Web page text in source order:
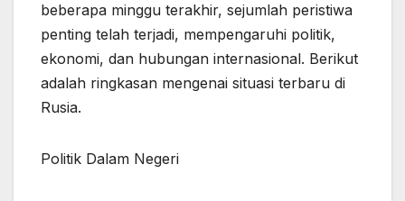
beberapa minggu terakhir, sejumlah peristiwa
penting telah terjadi, mempengaruhi politik,
ekonomi, dan hubungan internasional. Berikut
adalah ringkasan mengenai situasi terbaru di
Rusia.
Politik Dalam Negeri